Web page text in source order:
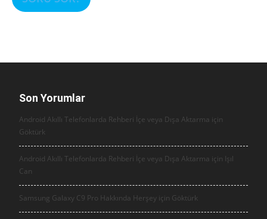
Son Yorumlar
Android Akıllı Telefonlarda Rehberi İçe veya Dışa Aktarma için
Göktürk
Android Akıllı Telefonlarda Rehberi İçe veya Dışa Aktarma için Işıl
Can
Samsung Galaxy C9 Pro Hakkında Herşey için Göktürk